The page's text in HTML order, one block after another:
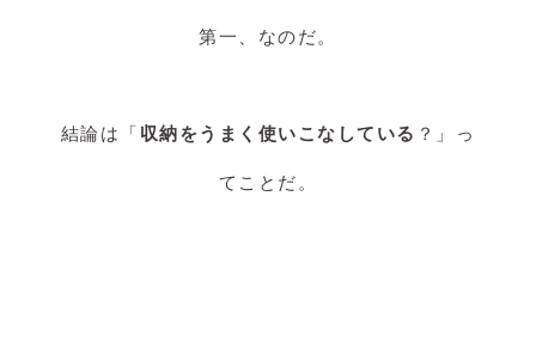
第一、なのだ。
結論は「 収納をうまく使いこなしている ？」っ
てことだ。